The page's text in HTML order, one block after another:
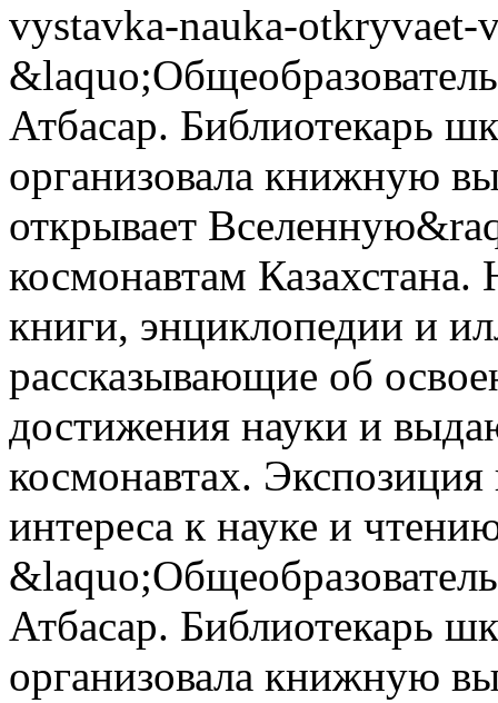
vystavka-nauka-otkryvaet-
Атбасар. Библиотекарь
организовала книжную
открывает
космонавтам Казахстана.
книги, энциклопедии и
рассказывающие об
достижения науки и
космонавтах.
интереса к науке и
Атбасар. Библиотекарь
организовала книжную